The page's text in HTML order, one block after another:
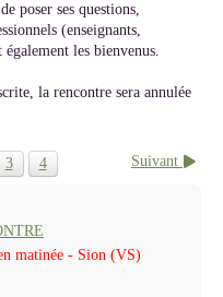
poser ses questions,
(enseignants,
également les bienvenus.
la rencontre sera annulée
3 4 Suivant
matinée - Sion (VS)